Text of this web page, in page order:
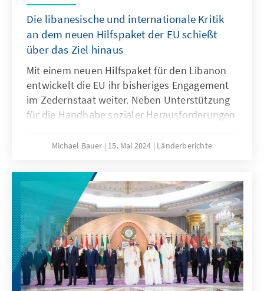
Die libanesische und internationale Kritik
an dem neuen Hilfspaket der EU schießt
über das Ziel hinaus
Mit einem neuen Hilfspaket für den Libanon
entwickelt die EU ihr bisheriges Engagement
im Zedernstaat weiter. Neben Unterstützung
für die Handhabe sozialer Herausforderungen
verstärkt auch die Bereiche Sicherheit und
Abkommen in Europa und dem Libanon
pauschal als eine Art „Flüchtlingsdeal“
dargestellt wurde, stieß das Hilfspaket in der
aufgeheizten innenpolitischen Stimmung des
Libanons auf Ablehnung. Das Land sieht sich
mit der Präsenz von 1,5 Mio. syrischen
Flüchtlingen selbst überfordert. Es kommt
jetzt auf die konkrete Ausgestaltung der
Michael Bauer 15. Mai 2024 Länderberichte